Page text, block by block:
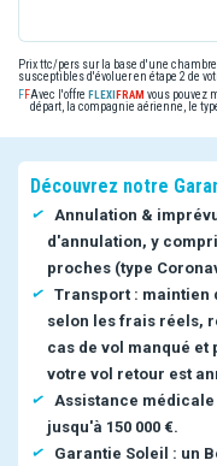
Prix ttc/pers sur la base d'une
susceptibles d'évoluer en étape 2 de
Avec l'offre
vous pouvez
départ, la compagnie aérienne, le
Découvrez notre
Annulation &
d'annulation, y
proches (type
Transport : maintien
selon les frais réels,
cas de vol manqué
votre vol retour est
Assistance
jusqu'à 150 000 €.
Garantie Soleil : un